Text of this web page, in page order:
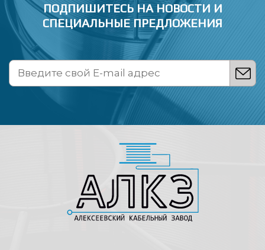
ПОДПИШИТЕСЬ НА НОВОСТИ И
СПЕЦИАЛЬНЫЕ ПРЕДЛОЖЕНИЯ